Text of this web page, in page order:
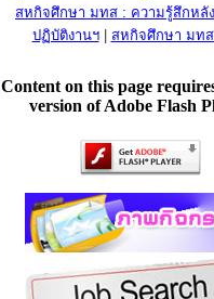
สหกิจศึกษา มทส : ความรู้สึกหลั
ปฏิบัติงานฯ| สหกิจศึกษา มท
Content on this page
version of Adobe Flash